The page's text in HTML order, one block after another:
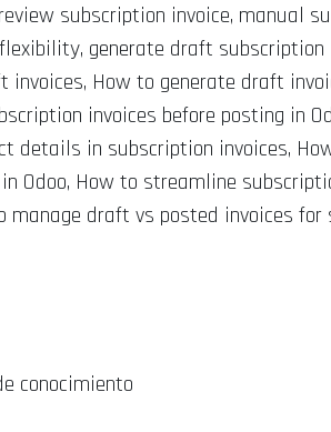
subscription invoice, manual
generate draft
How to generate draft
invoices before posting in
details in subscription invoices,
Odoo, How to streamline
draft vs posted invoices for
conocimiento